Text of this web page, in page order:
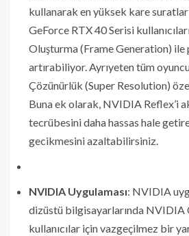
kullanarak en yüksek kare
GeForce RTX 40 Serisi
Oluşturma (Frame Generation) ile
artırabiliyor. Ayrıyeten tüm
Çözünürlük (Super Resolution)
Buna ek olarak, NVIDIA Reflex’i
tecrübesini daha hassas hale
gecikmesini azaltabilirsiniz.
NVIDIA Uygulaması: NVIDIA
dizüstü bilgisayarlarında NVIDIA
kullanıcılar için vazgeçilmez bir